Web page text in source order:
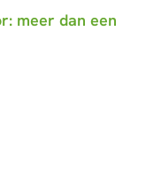
meer dan een